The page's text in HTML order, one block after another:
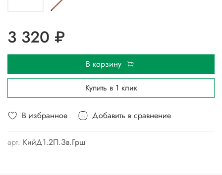
В избранное Добавить в сравнение
арт. КийД1.2П.Зв.Грш
3 320 ₽
В корзину
Купить в 1 клик